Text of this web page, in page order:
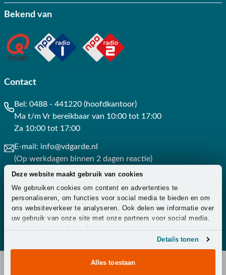
Deze website maakt gebruik van cookies
We gebruiken cookies om content en advertenties te
personaliseren, om functies voor social media te bieden en om
ons websiteverkeer te analyseren. Ook delen we informatie over
uw gebruik van onze site met onze partners voor social media,
adverteren en analyse. Deze partners kunnen deze gegevens
combineren met andere informatie die u aan ze heeft verstrekt
of die ze hebben verzameld op basis van uw gebruik van hun
Details tonen
Alles toestaan
Bekend van
Contact
Bel: 0488 - 441220 (hoofdkantoor)
Ma t/m Vr bereikbaar van 10:00 tot 17:00
Za 10:00 tot 17:00
E-mail: info@vdgarde.nl
(Op werkdagen binnen 2 dagen reactie)
Whatsapp: 0488441220
(Op werkdagen binnen 3 uur reactie)